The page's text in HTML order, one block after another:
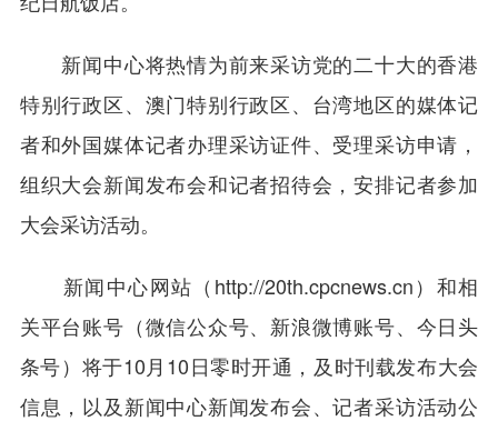
新闻中心将热情为前来采访党的二十大的香港
特别行政区、澳门特别行政区、台湾地区的媒体记
者和外国媒体记者办理采访证件、受理采访申请，
组织大会新闻发布会和记者招待会，安排记者参加
大会采访活动。
新闻中心网站（http://20th.cpcnews.cn）和相
关平台账号（微信公众号、新浪微博账号、今日头
条号）将于10月10日零时开通，及时刊载发布大会
信息，以及新闻中心新闻发布会、记者采访活动公